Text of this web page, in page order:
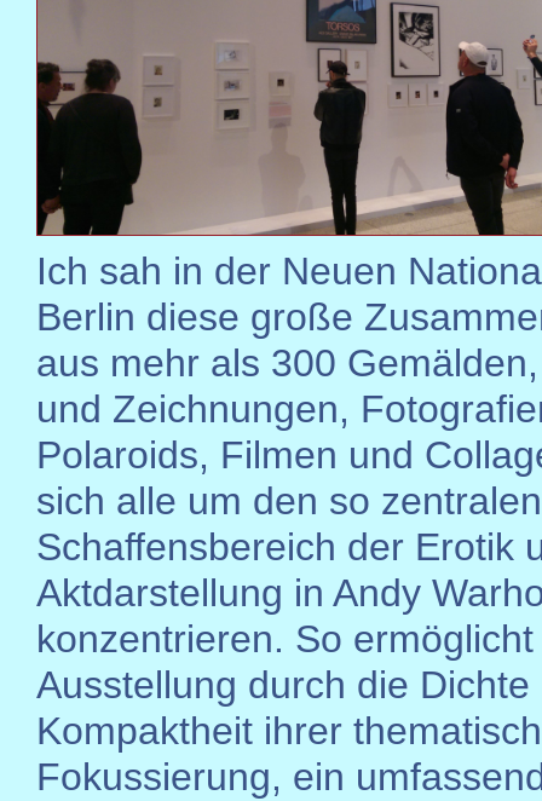
Ich sah in der Neuen
Berlin diese große
aus mehr als 300
und Zeichnungen,
Polaroids, Filmen und
sich alle um den so zentralen
Schaffensbereich der Erotik
Aktdarstellung in Andy
konzentrieren. So
Ausstellung durch die Dichte
Kompaktheit ihrer
Fokussierung, ein